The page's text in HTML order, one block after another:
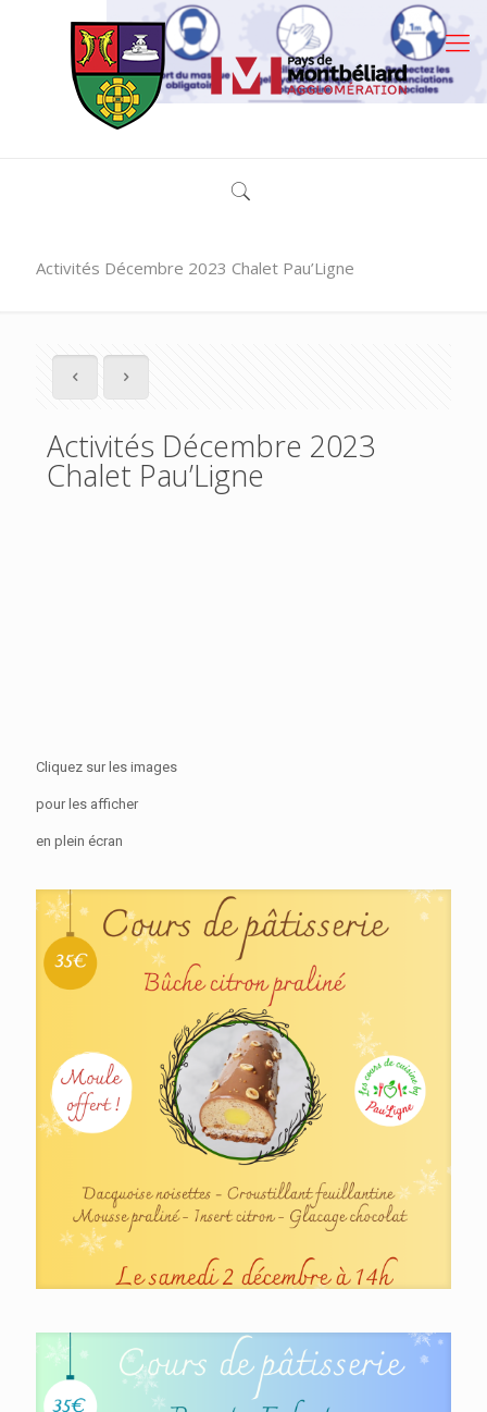
Activités Décembre 2023 Chalet Pau’Ligne
Activités Décembre 2023
Chalet Pau’Ligne
Cliquez sur les images
pour les afficher
en plein écran